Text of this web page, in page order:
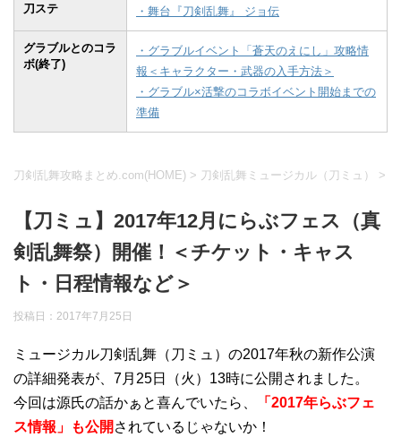
刀ステ ・舞台『刀剣乱舞』 ジョ伝
グラブルとのコラ
ボ(終了)
・グラブルイベント「蒼天のえにし」攻略情
報＜キャラクター・武器の入手方法＞
・グラブル×活撃のコラボイベント開始までの
準備
刀剣乱舞攻略まとめ.com(HOME) > 刀剣乱舞ミュージカル（刀ミュ） >
【刀ミュ】2017年12月にらぶフェス（真
剣乱舞祭）開催！＜チケット・キャス
ト・日程情報など＞
投稿日： 2017年7月25日
ミュージカル刀剣乱舞（刀ミュ）の2017年秋の新作公演
の詳細発表が、7月25日（火）13時に公開されました。
今回は源氏の話かぁと喜んでいたら、
「2017年らぶフェ
ス情報」も公開 されているじゃないか！